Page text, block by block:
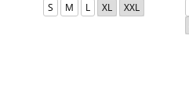
S M L XL XXL